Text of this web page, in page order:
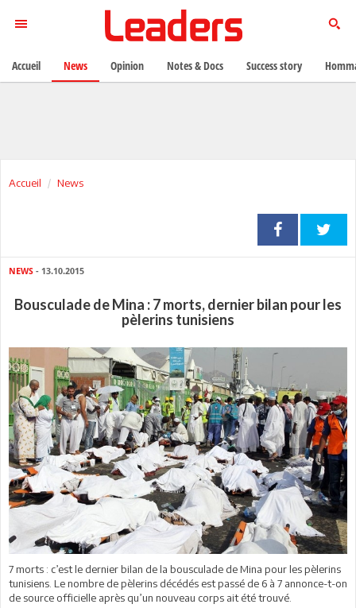
Accueil News
NEWS - 13.10.2015
Bousculade de Mina : 7 morts, dernier bilan pour les
pèlerins tunisiens
7 morts : c’est le dernier bilan de la bousculade de Mina pour les pèlerins
tunisiens. Le nombre de pèlerins décédés est passé de 6 à 7 annonce-t-on
de source officielle après qu’un nouveau corps ait été trouvé.
Accueil News Opinion Notes & Docs Success story